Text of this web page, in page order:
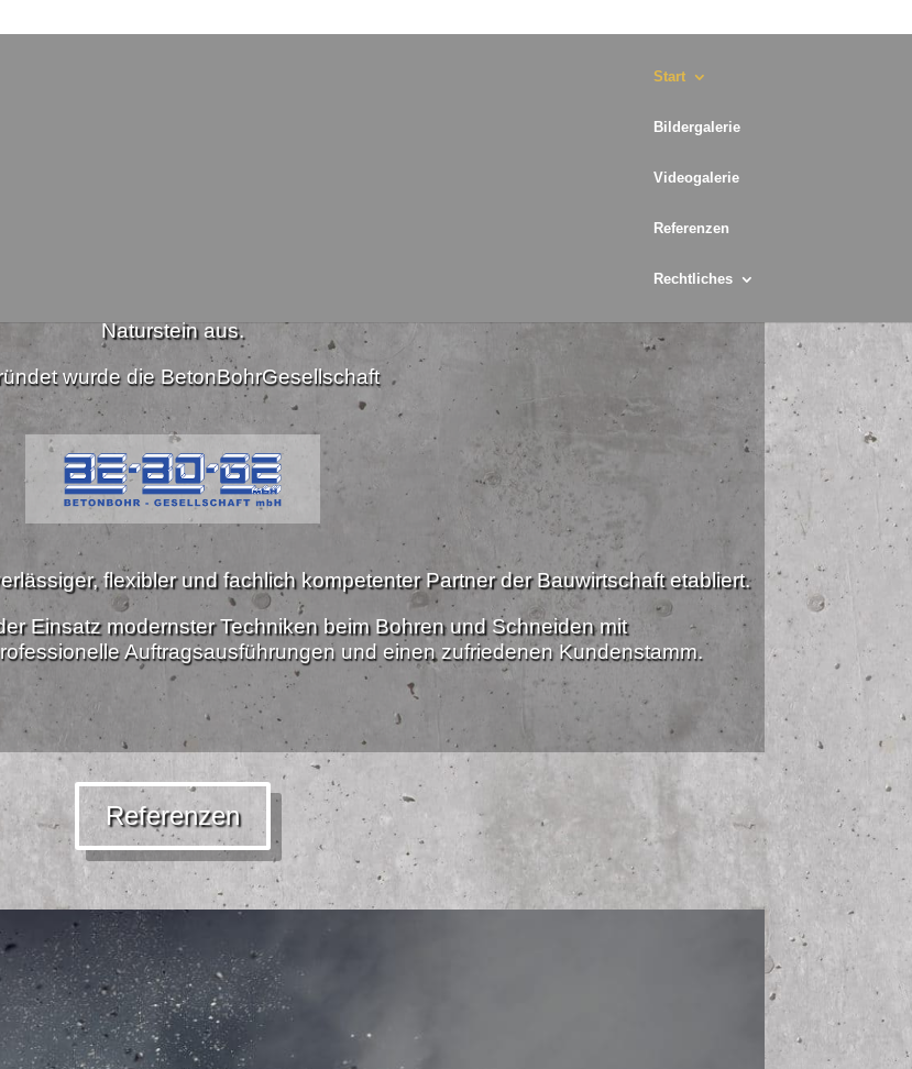
Start
Bildergalerie
Videogalerie
Referenzen
Rechtliches
Naturstein aus.
wurde die BetonBohrGesellschaft
flexibler und fachlich kompetenter Partner der Bauwirtschaft etabliert.
Einsatz modernster Techniken beim Bohren und Schneiden mit
Auftragsausführungen und einen zufriedenen Kundenstamm.
Referenzen